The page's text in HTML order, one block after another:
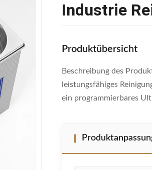
Industrie
Produktübersicht
Beschreibung des
leistungsfähiges
ein programmierbares